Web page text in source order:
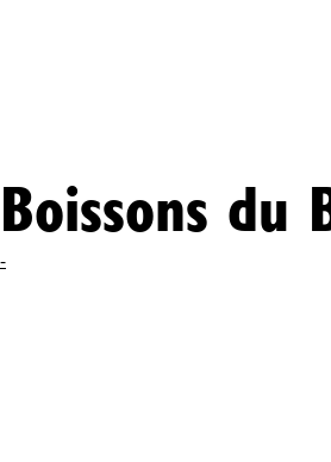
Boissons du
-